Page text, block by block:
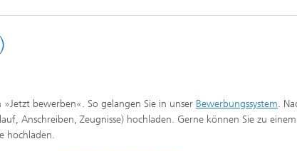
bewerben«. So gelangen Sie in unser Bewerbungssystem.
Anschreiben, Zeugnisse) hochladen. Gerne können Sie zu einem
hochladen.